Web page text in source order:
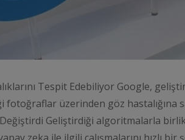
Tespit Edebiliyor Google,
üzerinden göz hastalığına
Geliştirdiği algoritmalarla